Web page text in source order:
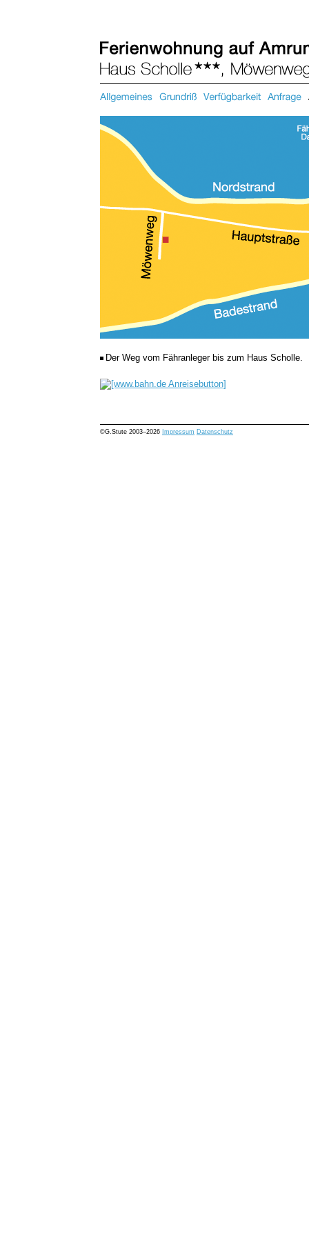
Der Weg vom Fähranleger bis zum Haus Scholle.
©G.Stute 2003–2026 Impressum Datenschutz